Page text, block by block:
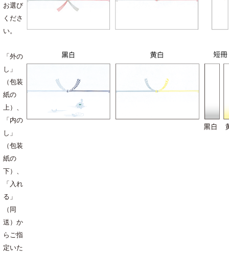
お選び
くださ
い。
「外の
し」
（包装
紙の
上）、
「内の
し」
（包装
紙の
下）、
「入れ
る」
（同
送）か
らご指
定いた